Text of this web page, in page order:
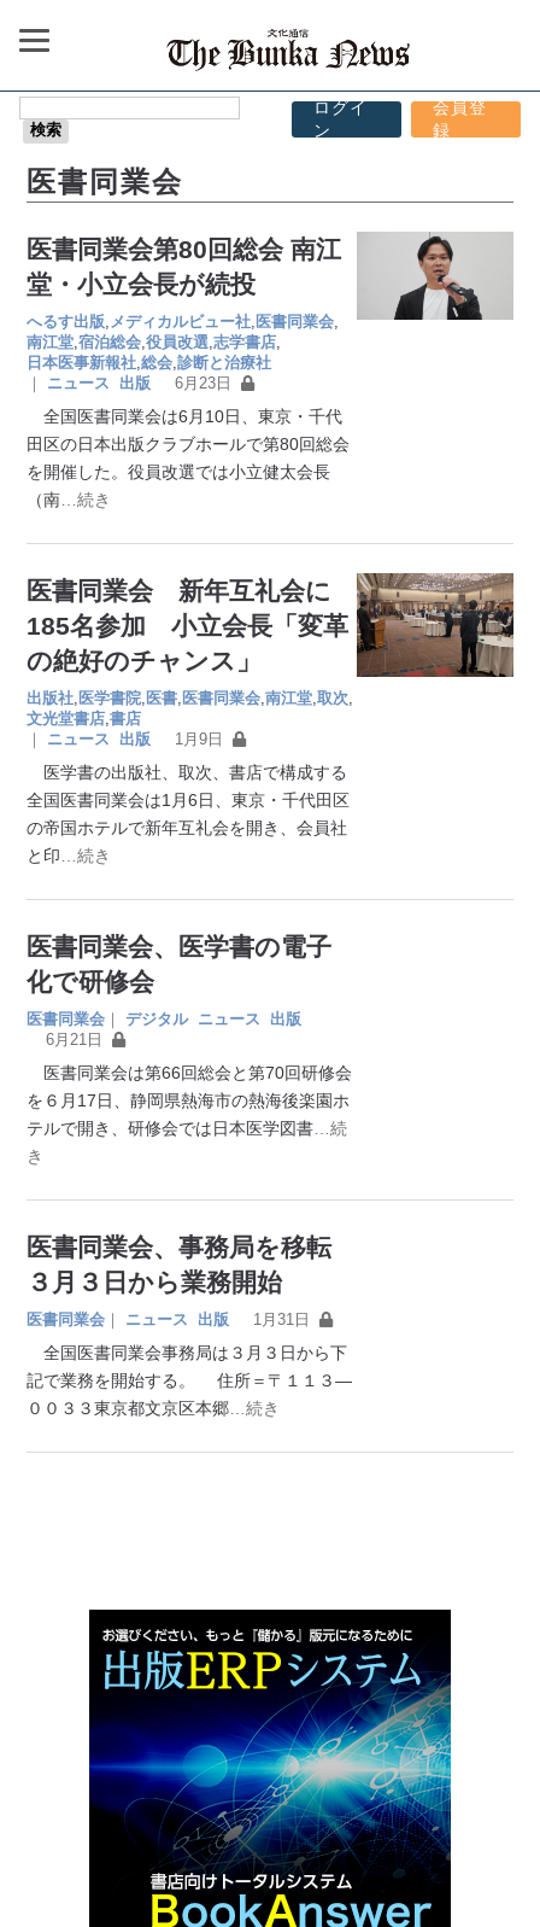
ログイ
ン
会員登
録
医書同業会
医書同業会第80回総会 南江
堂・小立会長が続投
へるす出版 メディカルビュー社 医書同業会
南江堂 ,宿泊総会 ,役員改選 ,志学書店
日本医事新報社 ,総会 ,診断と治療社
｜
ニュース 出版 6月23日
全国医書同業会は6月10日、東京・千代
田区の日本出版クラブホールで第80回総会
を開催した。役員改選では小立健太会長
（南 …続き
医書同業会 新年互礼会に
185名参加 小立会長「変革
の絶好のチャンス」
出版社 医学書院 医書 医書同業会 ,南江堂 ,取次
文光堂書店 ,書店
｜
ニュース 出版 1月9日
医学書の出版社、取次、書店で構成する
全国医書同業会は1月6日、東京・千代田区
の帝国ホテルで新年互礼会を開き、会員社
と印 …続き
医書同業会、医学書の電子
化で研修会
医書同業会 ｜ デジタル ニュース
出版
6月21日
医書同業会は第66回総会と第70回研修会
を６月17日、静岡県熱海市の熱海後楽園ホ
テルで開き、研修会では日本医学図書 …続
き
医書同業会、事務局を移転
３月３日から業務開始
医書同業会 ｜ ニュース 出版 1月31日
全国医書同業会事務局は３月３日から下
記で業務を開始する。 住所＝〒１１３―
００３３東京都文京区本郷 …続き